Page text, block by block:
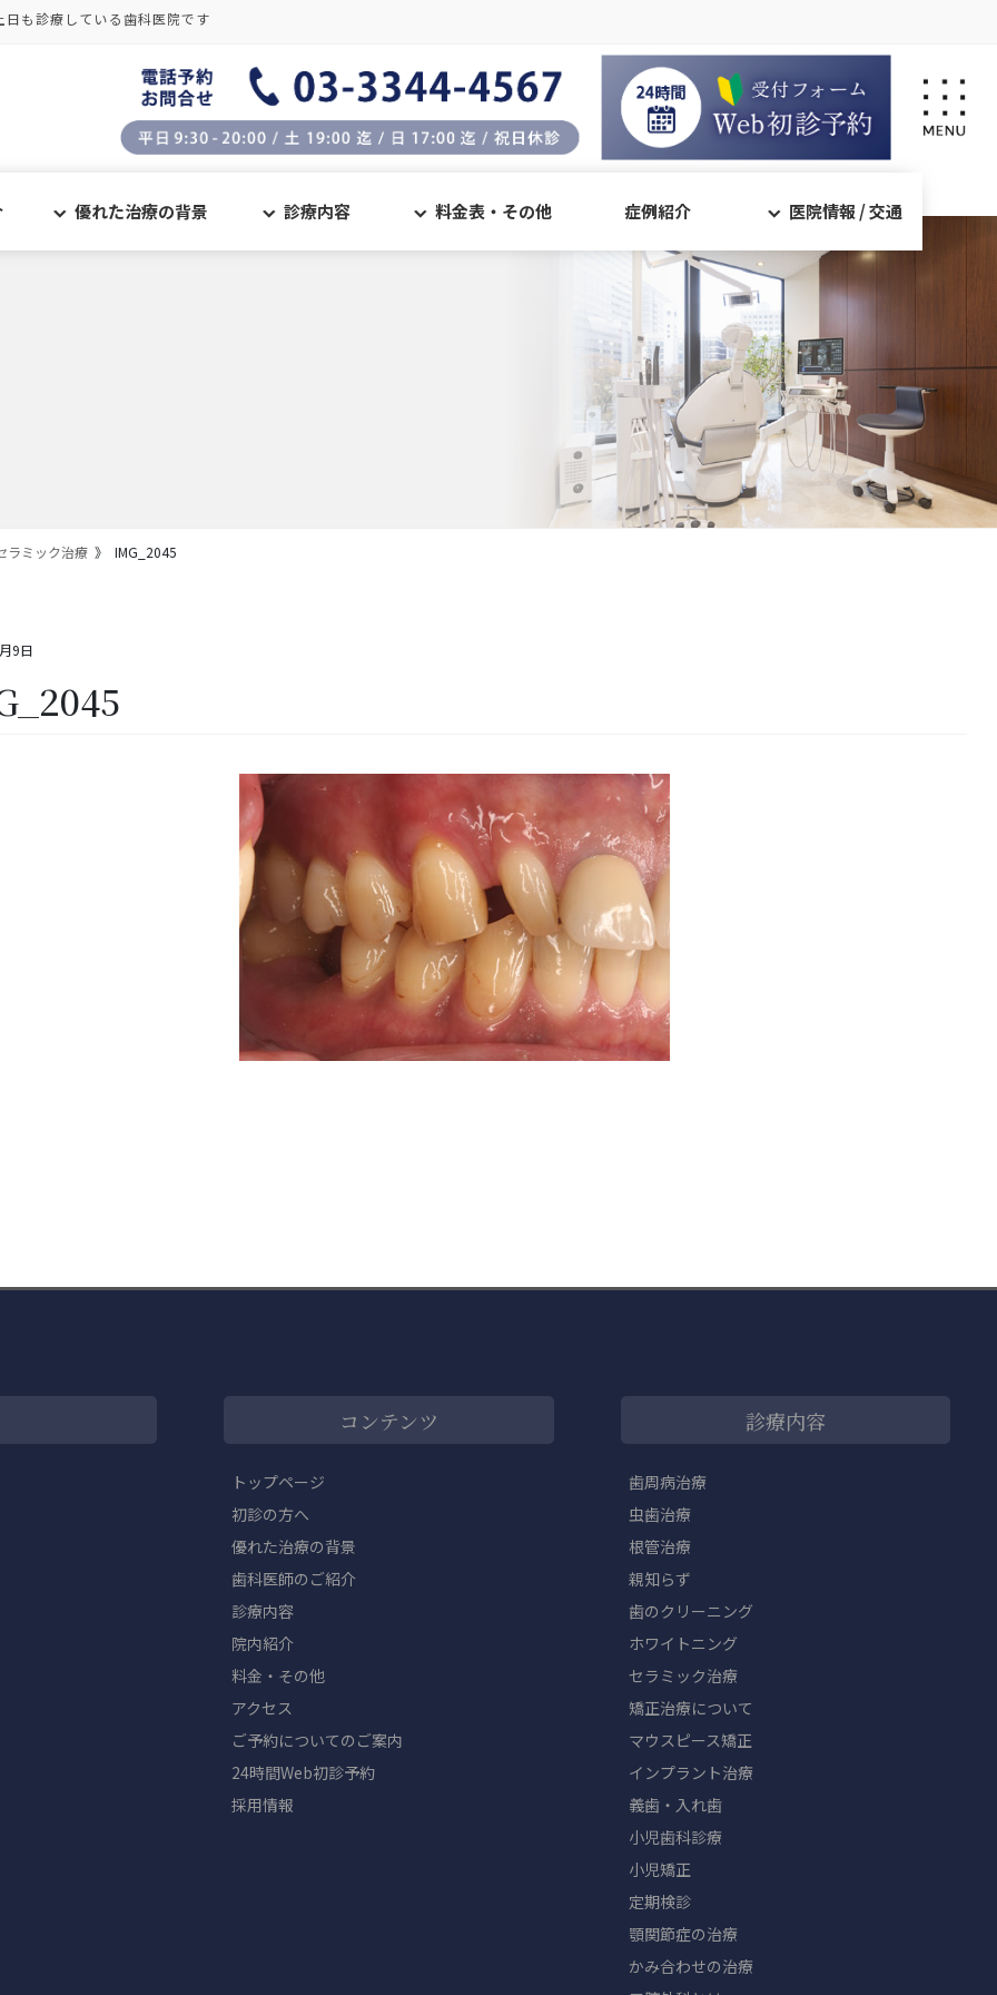
も診療している歯科医院です
優れた治療の背景 診療内容 料金表・その他 症例紹介 医院情報 / 交通
ラミック治療 IMG_2045
9日
コンテンツ
トップページ
初診の方へ
優れた治療の背景
歯科医師のご紹介
診療内容
院内紹介
料金・その他
アクセス
ご予約についてのご案内
24時間Web初診予約
採用情報
診療内容
歯周病治療
虫歯治療
根管治療
親知らず
歯のクリーニング
ホワイトニング
セラミック治療
矯正治療について
マウスピース矯正
インプラント治療
義歯・入れ歯
小児歯科診療
小児矯正
定期検診
顎関節症の治療
かみ合わせの治療